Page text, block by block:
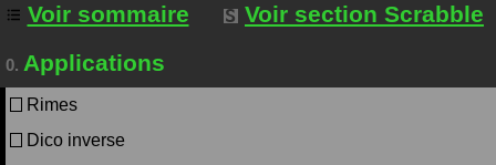
Voir sommaire
Voir section Scrabble
0. Applications
Rimes
Dico inverse